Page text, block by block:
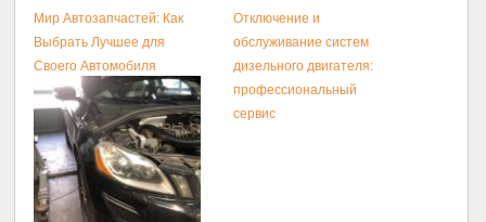
Мир Автозапчастей: Как
Выбрать Лучшее для
Своего Автомобиля
Отключение и
обслуживание систем
дизельного двигателя:
профессиональный
сервис